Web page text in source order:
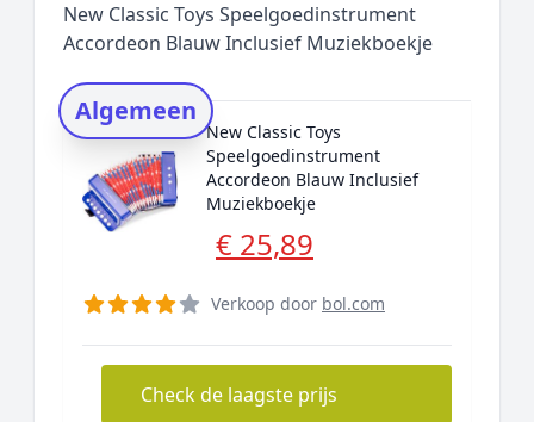
Rating topper
Alternatieven
Prijsniveaus
New Classic Toys Speelgoedinstrument
Accordeon Blauw Inclusief Muziekboekje
Algemeen
New Classic Toys
Speelgoedinstrument
Accordeon Blauw Inclusief
Muziekboekje
€ 25,89
Verkoop door bol.com
Check de laagste prijs